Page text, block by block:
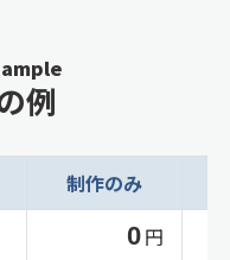
例
制作のみ
0円